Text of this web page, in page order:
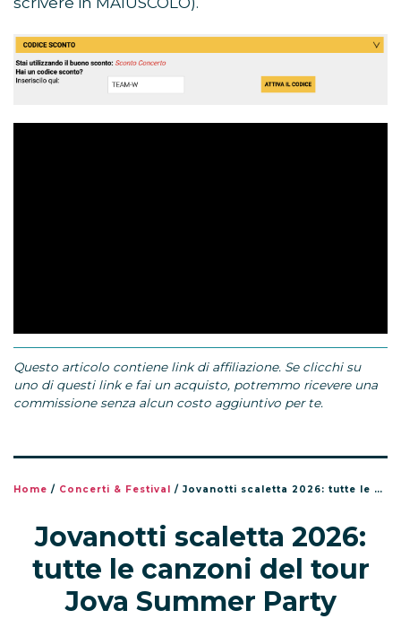
Questo articolo contiene link di affiliazione. Se clicchi su
uno di questi link e fai un acquisto, potremmo ricevere una
commissione senza alcun costo aggiuntivo per te.
Home / Concerti & Festival / Jovanotti scaletta 2026: tutte le canzoni del tour Jova Summer Party
Jovanotti scaletta 2026:
tutte le canzoni del tour
Jova Summer Party